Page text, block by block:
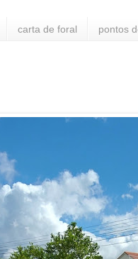
carta de foral pontos